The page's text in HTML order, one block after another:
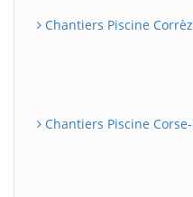
Chantiers Piscine
Chantiers Piscine